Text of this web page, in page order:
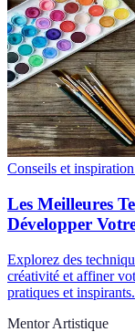
Conseils et
Les Meilleures
Développer
Explorez des
créativité et affiner
pratiques et inspirants.
Mentor Artistique